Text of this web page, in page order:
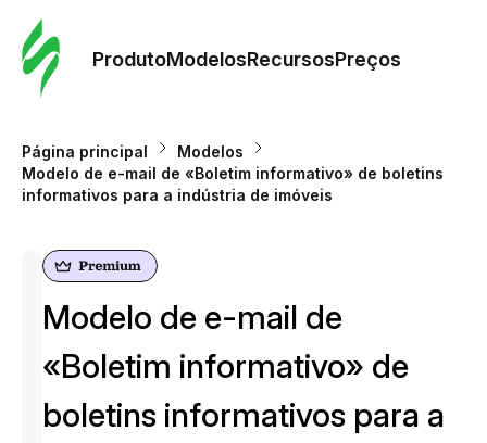
ProdutoModelosRecursosPreços
Página principal
Modelos
Modelo de e-mail de «Boletim informativo» de boletins
informativos para a indústria de imóveis
Modelo de e-mail de
«Boletim informativo» de
boletins informativos para a